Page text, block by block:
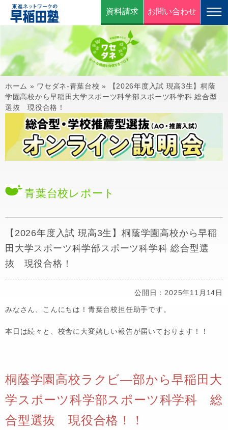
資料請求 お問い合わせ
ホーム » ワセダネ-青葉台校 »
【2026年度入試 現高3生】桐蔭
学園高校から早稲田大学スポーツ科学部スポーツ科学科 総合型
選抜 現役合格！
青葉台校 レポート
【2026年度入試 現高3生】桐蔭学園高校から早稲
田大学スポーツ科学部スポーツ科学科 総合型選
抜 現役合格！
公開日：2025年11月14日
みなさん、こんにちは！青葉台校担任助手です。
本日は続々と、校舎に大変嬉しい報告が届いております！！
桐蔭学園高校ラクビ―部から早稲田大
学スポーツ科学部スポーツ科学科 総
合型選抜 現役合格！！